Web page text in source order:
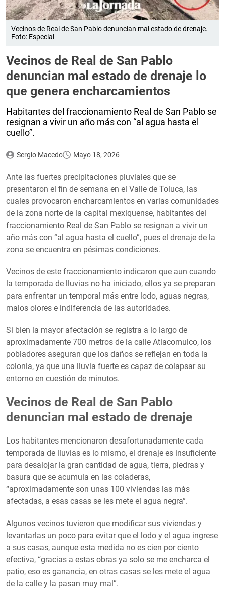
Vecinos de Real de San Pablo denuncian mal estado de drenaje.
Foto: Especial
Vecinos de Real de San Pablo
denuncian mal estado de drenaje lo
que genera encharcamientos
Habitantes del fraccionamiento Real de San Pablo se
resignan a vivir un año más con “al agua hasta el
cuello”.
Sergio Macedo Mayo 18, 2026
Ante las fuertes precipitaciones pluviales que se
presentaron el fin de semana en el Valle de Toluca, las
cuales provocaron encharcamientos en varias comunidades
de la zona norte de la capital mexiquense, habitantes del
fraccionamiento Real de San Pablo se resignan a vivir un
año más con “al agua hasta el cuello”, pues el drenaje de la
zona se encuentra en pésimas condiciones.
Vecinos de este fraccionamiento indicaron que aun cuando
la temporada de lluvias no ha iniciado, ellos ya se preparan
para enfrentar un temporal más entre lodo, aguas negras,
malos olores e indiferencia de las autoridades.
Si bien la mayor afectación se registra a lo largo de
aproximadamente 700 metros de la calle Atlacomulco, los
pobladores aseguran que los daños se reflejan en toda la
colonia, ya que una lluvia fuerte es capaz de colapsar su
entorno en cuestión de minutos.
Vecinos de Real de San Pablo
denuncian mal estado de drenaje
Los habitantes mencionaron desafortunadamente cada
temporada de lluvias es lo mismo, el drenaje es insuficiente
para desalojar la gran cantidad de agua, tierra, piedras y
basura que se acumula en las coladeras,
“aproximadamente son unas 100 viviendas las más
afectadas, a esas casas se les mete el agua negra”.
Algunos vecinos tuvieron que modificar sus viviendas y
levantarlas un poco para evitar que el lodo y el agua ingrese
a sus casas, aunque esta medida no es cien por ciento
efectiva, “gracias a estas obras ya solo se me encharca el
patio, eso es ganancia, en otras casas se les mete el agua
de la calle y la pasan muy mal”.